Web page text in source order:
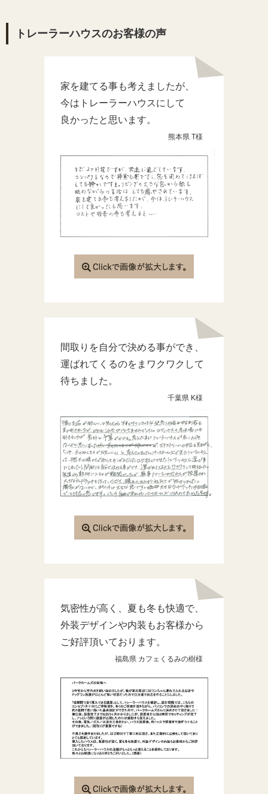
トレーラーハウスのお客様の声
家を建てる事も考えましたが、
今はトレーラーハウスにして
良かったと思います。
熊本県 T様
間取りを自分で決める事ができ、
運ばれてくるのをまワクワクして
待ちました。
千葉県 K様
気密性が高く、夏も冬も快適で、
外装デザインや内装もお客様から
ご好評頂いております。
福島県 カフェくるみの樹様